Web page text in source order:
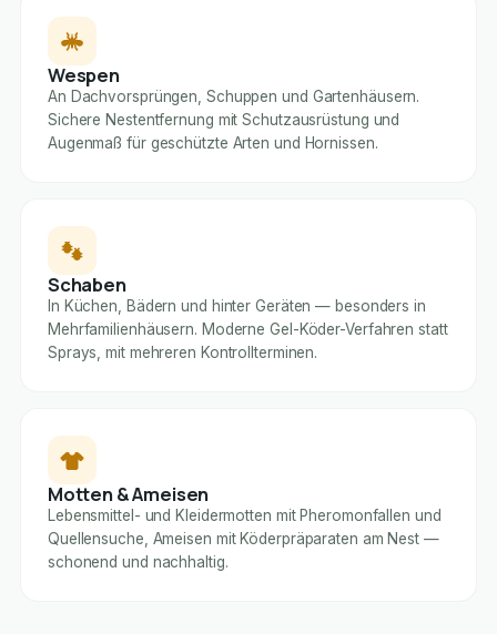
Wespen
An Dachvorsprüngen, Schuppen und Gartenhäusern.
Sichere Nestentfernung mit Schutzausrüstung und
Augenmaß für geschützte Arten und Hornissen.
Schaben
In Küchen, Bädern und hinter Geräten — besonders in
Mehrfamilienhäusern. Moderne Gel-Köder-Verfahren statt
Sprays, mit mehreren Kontrollterminen.
Motten & Ameisen
Lebensmittel- und Kleidermotten mit Pheromonfallen und
Quellensuche, Ameisen mit Köderpräparaten am Nest —
schonend und nachhaltig.